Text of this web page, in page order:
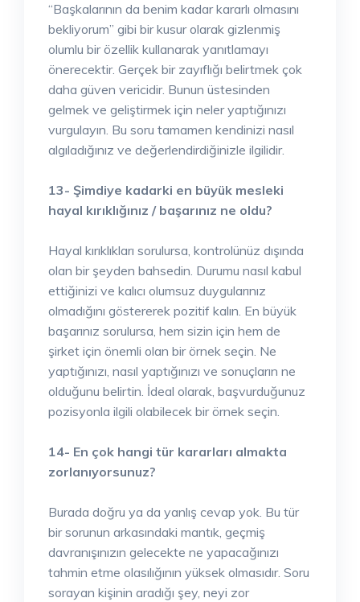
“Başkalarının da benim kadar kararlı olmasını
bekliyorum” gibi bir kusur olarak gizlenmiş
olumlu bir özellik kullanarak yanıtlamayı
önerecektir. Gerçek bir zayıflığı belirtmek çok
daha güven vericidir. Bunun üstesinden
gelmek ve geliştirmek için neler yaptığınızı
vurgulayın. Bu soru tamamen kendinizi nasıl
algıladığınız ve değerlendirdiğinizle ilgilidir.
13- Şimdiye kadarki en büyük mesleki
hayal kırıklığınız / başarınız ne oldu?
Hayal kırıklıkları sorulursa, kontrolünüz dışında
olan bir şeyden bahsedin. Durumu nasıl kabul
ettiğinizi ve kalıcı olumsuz duygularınız
olmadığını göstererek pozitif kalın. En büyük
başarınız sorulursa, hem sizin için hem de
şirket için önemli olan bir örnek seçin. Ne
yaptığınızı, nasıl yaptığınızı ve sonuçların ne
olduğunu belirtin. İdeal olarak, başvurduğunuz
pozisyonla ilgili olabilecek bir örnek seçin.
14- En çok hangi tür kararları almakta
zorlanıyorsunuz?
Burada doğru ya da yanlış cevap yok. Bu tür
bir sorunun arkasındaki mantık, geçmiş
davranışınızın gelecekte ne yapacağınızı
tahmin etme olasılığının yüksek olmasıdır. Soru
sorayan kişinin aradığı şey, neyi zor